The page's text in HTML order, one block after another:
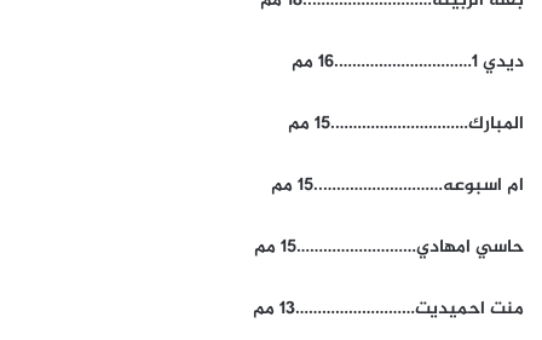
ديدي 1………………………….16 مم
المبارك………………………….15 مم
ام اسبوعه………………………..15 مم
حاسي امهادي………………………15 مم
منت احميديت………………………13 مم